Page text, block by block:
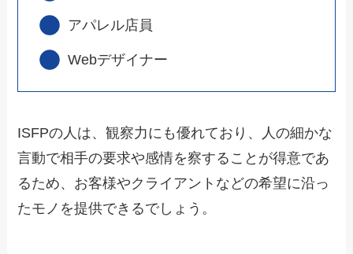
アパレル店員
Webデザイナー
ISFPの人は、観察力にも優れており、人の細かな
言動で相手の要求や感情を察することが得意であ
るため、お客様やクライアントなどの希望に沿っ
たモノを提供できるでしょう。